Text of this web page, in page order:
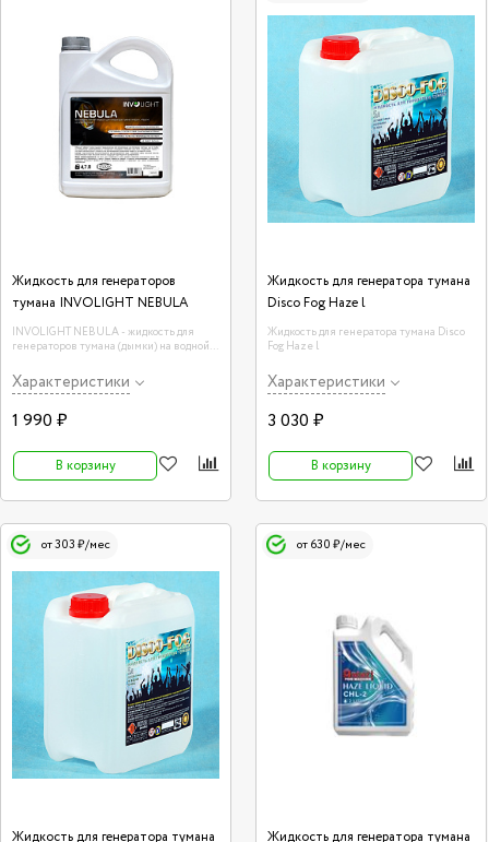
Жидкость для генераторов
тумана INVOLIGHT NEBULA
INVOLIGHT NEBULA - жидкость для
генераторов тумана (дымки) на водной
Характеристики
1 990 ₽
В корзину
Жидкость для генератора тумана
Disco Fog Haze l
Жидкость для генератора тумана Disco
Fog Haze l
Характеристики
3 030 ₽
В корзину
от 303 ₽/мес
Жидкость для генератора тумана
от 630 ₽/мес
Жидкость для генератора тумана